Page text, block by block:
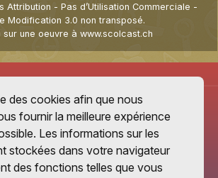
Attribution - Pas d’Utilisation Commerciale -
Modification 3.0 non transposé.
sur une oeuvre à www.scolcast.ch
des cookies afin que nous
fournir la meilleure expérience
Les informations sur les
stockées dans votre navigateur
des fonctions telles que vous